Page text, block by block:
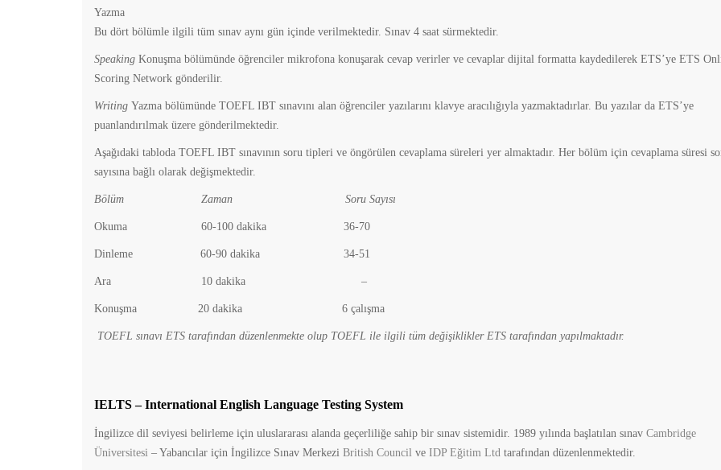
Yazma
Bu dört bölümle ilgili tüm sınav aynı gün içinde verilmektedir. Sınav 4 saat sürmektedir.
Speaking Konuşma bölümünde öğrenciler mikrofona konuşarak cevap verirler ve cevaplar dijital formatta kaydedilerek ETS’ye ETS
Scoring Network gönderilir.
Writing Yazma bölümünde TOEFL IBT sınavını alan öğrenciler yazılarını klavye aracılığıyla yazmaktadırlar. Bu yazılar da ETS’ye
puanlandırılmak üzere gönderilmektedir.
Aşağıdaki tabloda TOEFL IBT sınavının soru tipleri ve öngörülen cevaplama süreleri yer almaktadır. Her bölüm için cevaplama süresi
sayısına bağlı olarak değişmektedir.
Bölüm Zaman Soru Sayısı
Okuma 60-100 dakika 36-70
Dinleme 60-90 dakika 34-51
Ara 10 dakika –
Konuşma 20 dakika 6 çalışma
TOEFL sınavı ETS tarafından düzenlenmekte olup TOEFL ile ilgili tüm değişiklikler ETS tarafından yapılmaktadır.
IELTS – International English Language Testing System
İngilizce dil seviyesi belirleme için uluslararası alanda geçerliliğe sahip bir sınav sistemidir. 1989 yılında başlatılan sınav Cambridge
Üniversitesi – Yabancılar için İngilizce Sınav Merkezi British Council ve IDP Eğitim Ltd tarafından düzenlenmektedir.